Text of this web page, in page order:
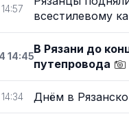
всестилевому
14:45
В Рязани до
путепровода
Днём в